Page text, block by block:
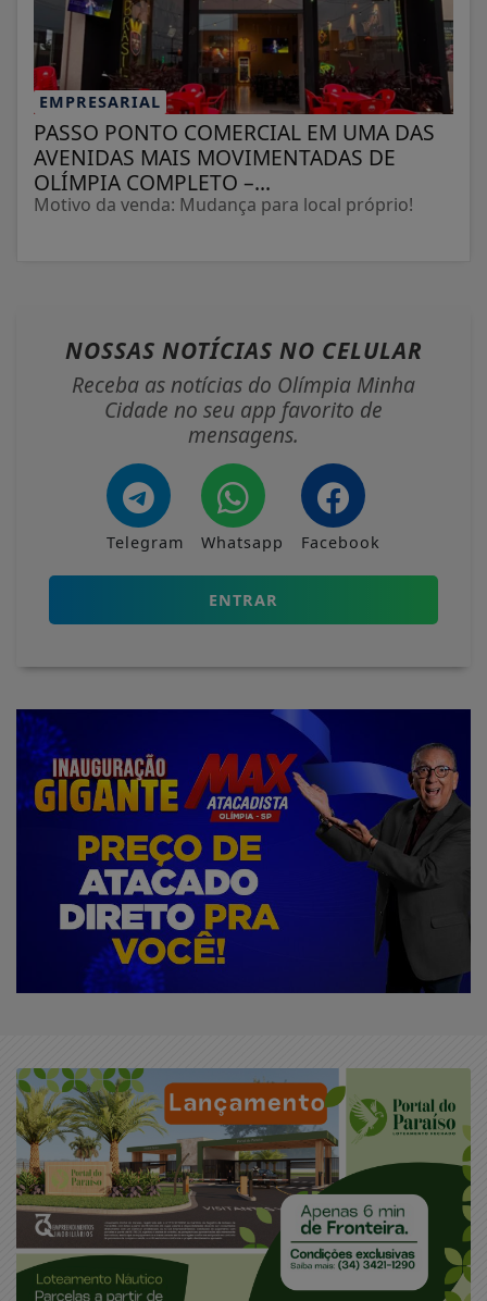
EMPRESARIAL
PASSO PONTO COMERCIAL EM UMA DAS
AVENIDAS MAIS MOVIMENTADAS DE
OLÍMPIA COMPLETO –...
Motivo da venda: Mudança para local próprio!
NOSSAS NOTÍCIAS NO CELULAR
Receba as notícias do Olímpia Minha
Cidade no seu app favorito de
mensagens.
Telegram Whatsapp Facebook
ENTRAR